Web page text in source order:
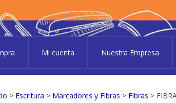
Mi cuenta Nuestra Empresa
> Escritura > Marcadores y Fibras > Fibras >